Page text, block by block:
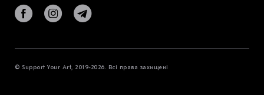
© Support Your Art, 2019-2026. Всі права захищені